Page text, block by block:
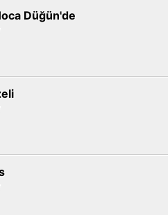
Düğün'de